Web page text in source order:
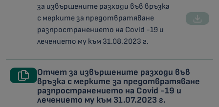
за извършените разходи във връзка
с мерките за предотвратяване
разпространението на Covid -19 и
лечението му към 31.08.2023 г.
Отчет за извършените разходи във
връзка с мерките за предотвратяване
разпространението на Covid -19 и
лечението му към 31.07.2023 г.